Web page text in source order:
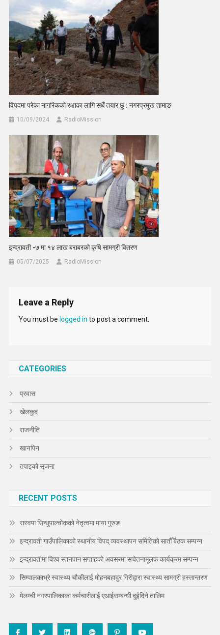
विपदमा परेका नागरिकको रक्षाका लागि सधैँ तयार छु : नगरप्रमुख तामाङ
10/09/2024 RadioMission
इन्द्रावती -७ मा १४ लाख बराबरको कृषि सामग्री वितरण
05/07/2025 RadioMission
Leave a Reply
You must be logged in to post a comment.
CATEGORIES
प्रवास
खेलकुद
राजनीति
खानपिन
तपाइको सृजना
RECENT POSTS
रास्वपा सिन्धुपाल्चोकको नेतृत्वमा माया गुरुङ
इन्द्रावती गाउँपालिकाको स्थानीय विपद् व्यवस्थापन समितिको सातौँ बैठक सम्पन्न
इन्द्रावतीमा विश्व स्तनपान सप्ताहको अवसरमा सचेतनामूलक कार्यक्रम सम्पन्न
सिम्पालकाभ्रे स्वास्थ्य चौकीलाई मोहनबहादुर गिरीद्वारा स्वास्थ्य सामग्री हस्तान्तरण
मेलम्ची नगरपालिकाका कर्मचारीलाई एआईसम्बन्धी दुईदिने तालिम